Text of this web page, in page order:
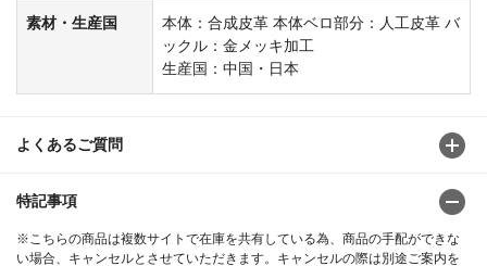
素材・生産国
本体：合成皮革 本体ベロ部分：人工皮革 バ
ックル：金メッキ加工
生産国：中国・日本
よくあるご質問
特記事項
※こちらの商品は複数サイトで在庫を共有している為、商品の手配ができな
い場合、キャンセルとさせていただきます。キャンセルの際は別途ご案内を